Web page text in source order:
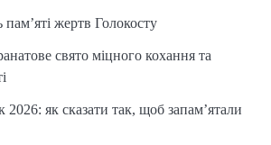
жертв Голокосту
свято міцного кохання та
як сказати так, щоб запам’ятали